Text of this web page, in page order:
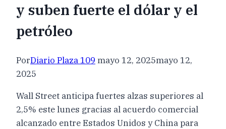
y suben fuerte el dólar y el
petróleo
PorDiario Plaza 109 mayo 12, 2025mayo 12,
2025
Wall Street anticipa fuertes alzas superiores al
2,5% este lunes gracias al acuerdo comercial
alcanzado entre Estados Unidos y China para